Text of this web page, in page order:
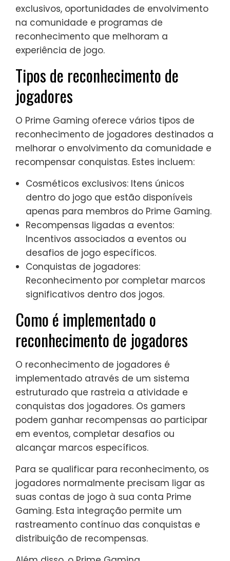
exclusivos, oportunidades de envolvimento
na comunidade e programas de
reconhecimento que melhoram a
experiência de jogo.
Tipos de reconhecimento de
jogadores
O Prime Gaming oferece vários tipos de
reconhecimento de jogadores destinados a
melhorar o envolvimento da comunidade e
recompensar conquistas. Estes incluem:
Cosméticos exclusivos: Itens únicos
dentro do jogo que estão disponíveis
apenas para membros do Prime Gaming.
Recompensas ligadas a eventos:
Incentivos associados a eventos ou
desafios de jogo específicos.
Conquistas de jogadores:
Reconhecimento por completar marcos
significativos dentro dos jogos.
Como é implementado o
reconhecimento de jogadores
O reconhecimento de jogadores é
implementado através de um sistema
estruturado que rastreia a atividade e
conquistas dos jogadores. Os gamers
podem ganhar recompensas ao participar
em eventos, completar desafios ou
alcançar marcos específicos.
Para se qualificar para reconhecimento, os
jogadores normalmente precisam ligar as
suas contas de jogo à sua conta Prime
Gaming. Esta integração permite um
rastreamento contínuo das conquistas e
distribuição de recompensas.